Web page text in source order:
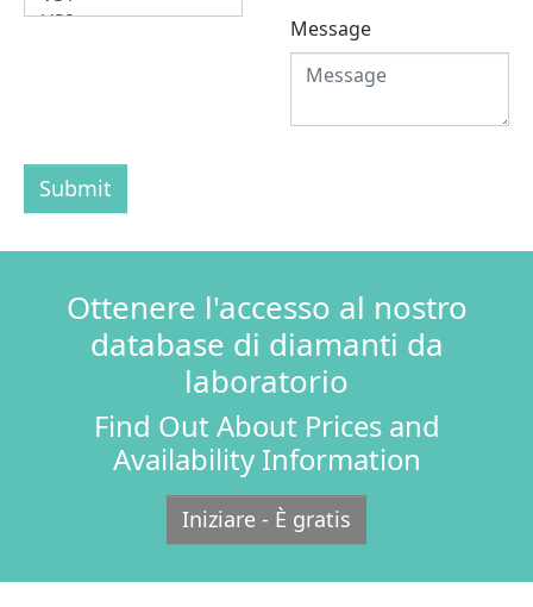
Message
Submit
Ottenere l'accesso al nostro
database di diamanti da
laboratorio
Find Out About Prices and
Availability Information
Iniziare - È gratis